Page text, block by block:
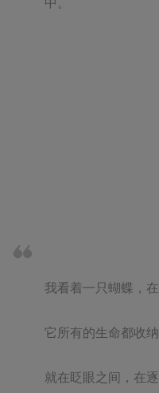
我看着一只蝴蝶，
它所有的生命都收纳
就在眨眼之间，在